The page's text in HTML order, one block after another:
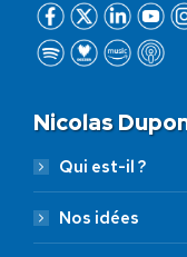
Nicolas
Qui est-il ?
Nos idées